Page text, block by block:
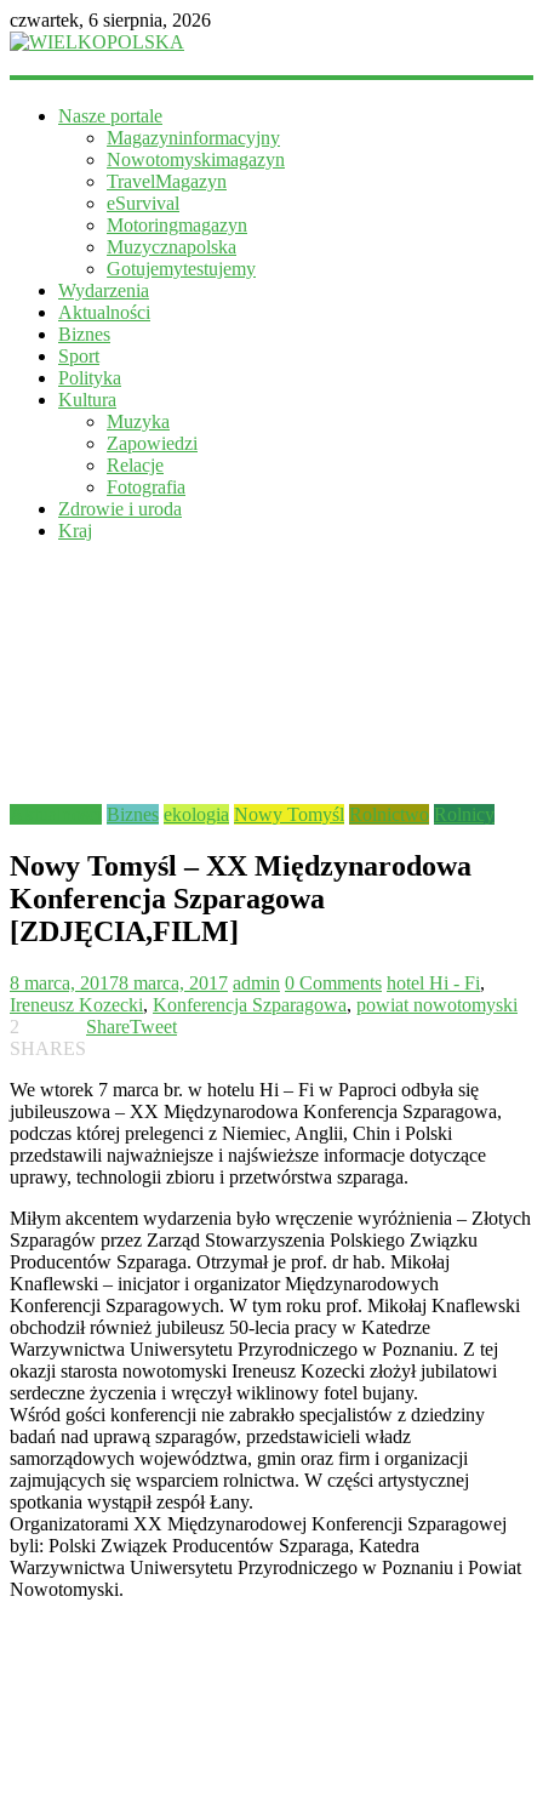
czwartek, 6 sierpnia, 2026
WIELKOPOLSKA
informacyjny
Nasze portale
Magazyninformacyjny
Nowotomyskimagazyn
TravelMagazyn
eSurvival
Motoringmagazyn
Muzycznapolska
Gotujemytestujemy
Wydarzenia
Aktualności
Biznes
Sport
Polityka
Kultura
Muzyka
Zapowiedzi
Relacje
Fotografia
Zdrowie i uroda
Kraj
Biznes ekologia Nowy Tomyśl Rolnictwo Rolnicy
Nowy Tomyśl – XX Międzynarodowa
Konferencja Szparagowa
[ZDJĘCIA,FILM]
8 marca, 20178 marca, 2017 admin 0 Comments hotel Hi - Fi,
Ireneusz Kozecki, Konferencja Szparagowa, powiat nowotomyski
2
SHARES
ShareTweet
We wtorek 7 marca br. w hotelu Hi – Fi w Paproci odbyła się
jubileuszowa – XX Międzynarodowa Konferencja Szparagowa,
podczas której prelegenci z Niemiec, Anglii, Chin i Polski
przedstawili najważniejsze i najświeższe informacje dotyczące
uprawy, technologii zbioru i przetwórstwa szparaga.
Miłym akcentem wydarzenia było wręczenie wyróżnienia – Złotych
Szparagów przez Zarząd Stowarzyszenia Polskiego Związku
Producentów Szparaga. Otrzymał je prof. dr hab. Mikołaj
Knaflewski – inicjator i organizator Międzynarodowych
Konferencji Szparagowych. W tym roku prof. Mikołaj Knaflewski
obchodził również jubileusz 50-lecia pracy w Katedrze
Warzywnictwa Uniwersytetu Przyrodniczego w Poznaniu. Z tej
okazji starosta nowotomyski Ireneusz Kozecki złożył jubilatowi
serdeczne życzenia i wręczył wiklinowy fotel bujany.
Wśród gości konferencji nie zabrakło specjalistów z dziedziny
badań nad uprawą szparagów, przedstawicieli władz
samorządowych województwa, gmin oraz firm i organizacji
zajmujących się wsparciem rolnictwa. W części artystycznej
spotkania wystąpił zespół Łany.
Organizatorami XX Międzynarodowej Konferencji Szparagowej
byli: Polski Związek Producentów Szparaga, Katedra
Warzywnictwa Uniwersytetu Przyrodniczego w Poznaniu i Powiat
Nowotomyski.